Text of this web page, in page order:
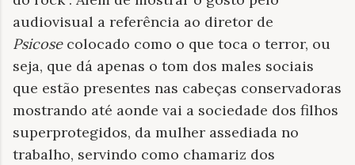
audiovisual a referência ao diretor de
Psicosecolocado como o que toca o terror, ou
seja, que dá apenas o tom dos males sociais
que estão presentes nas cabeças conservadoras
mostrando até aonde vai a sociedade dos filhos
superprotegidos, da mulher assediada no
trabalho, servindo como chamariz dos